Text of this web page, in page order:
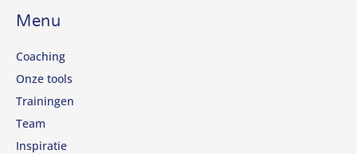
Menu
Coaching
Onze tools
Trainingen
Team
Inspiratie